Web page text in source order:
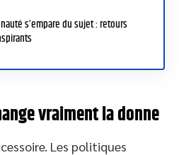
s’empare du sujet : retours
vraiment la donne
Les politiques